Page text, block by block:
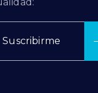
Suscribirme